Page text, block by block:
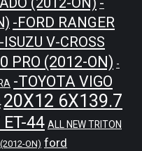
-FORD RANGER
-ISUZU V-CROSS
PRO (2012-ON) -
-TOYOTA VIGO
20X12 6X139.7
44 ALL NEW TRITON
ON) ford